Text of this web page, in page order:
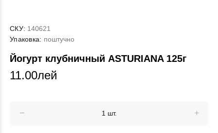
СКУ: 140621
Упаковка: поштучно
Йогурт клубничный ASTURIANA 125г
11.00лей